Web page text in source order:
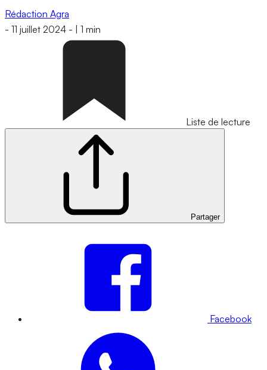
Rédaction Agra
- 11 juillet 2024 - 1 min
Liste de lecture
Partager
Facebook